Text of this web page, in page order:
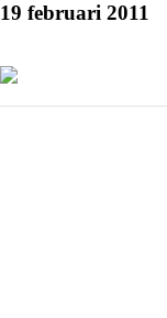
19 februari 2011